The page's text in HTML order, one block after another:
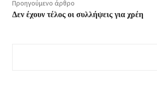
Προηγούμενο άρθρο
Δεν έχουν τέλος οι συλλήψεις για χρέη